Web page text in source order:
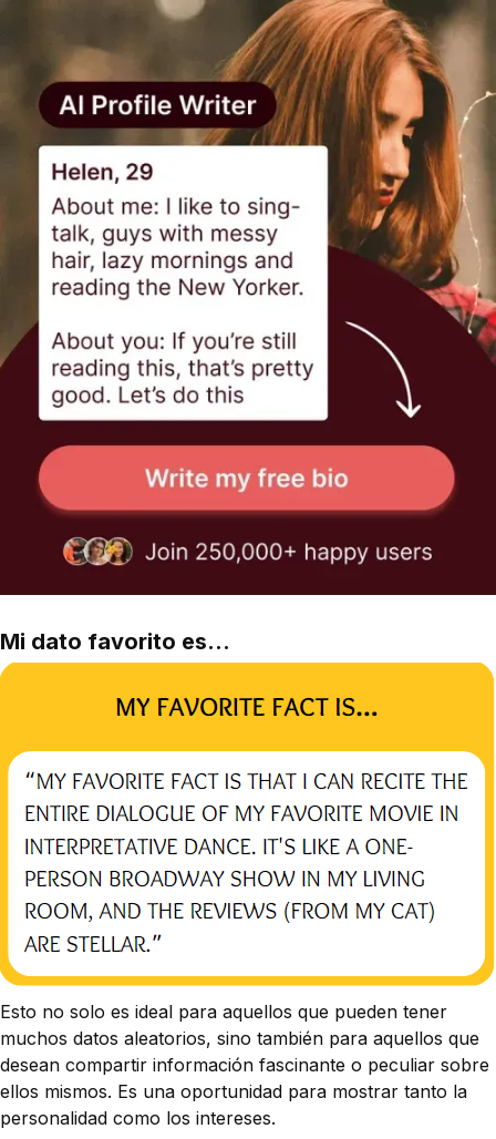
Mi dato favorito es...
Esto no solo es ideal para aquellos que pueden tener
muchos datos aleatorios, sino también para aquellos que
desean compartir información fascinante o peculiar sobre
ellos mismos. Es una oportunidad para mostrar tanto la
personalidad como los intereses.